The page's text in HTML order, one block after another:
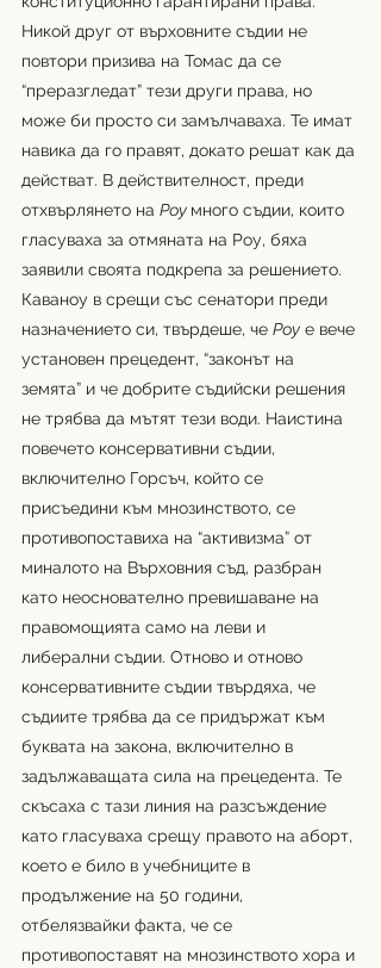
Никой друг от върховните съдии не
повтори призива на Томас да се
“преразгледат” тези други права, но
може би просто си замълчаваха. Те имат
навика да го правят, докато решат как да
действат. В действителност, преди
отхвърлянето на Роу много съдии, които
гласуваха за отмяната на Роу, бяха
заявили своята подкрепа за решението.
Каваноу в срещи със сенатори преди
назначението си, твърдеше, че Роу е вече
установен прецедент, “законът на
земята” и че добрите съдийски решения
не трябва да мътят тези води. Наистина
повечето консервативни съдии,
включително Горсъч, който се
присъедини към мнозинството, се
противопоставиха на “активизма” от
миналото на Върховния съд, разбран
като неоснователно превишаване на
правомощията само на леви и
либерални съдии. Отново и отново
консервативните съдии твърдяха, че
съдиите трябва да се придържат към
буквата на закона, включително в
задължаващата сила на прецедента. Те
скъсаха с тази линия на разсъждение
като гласуваха срещу правото на аборт,
което е било в учебниците в
продължение на 50 години,
отбелязвайки факта, че се
противопоставят на мнозинството хора и